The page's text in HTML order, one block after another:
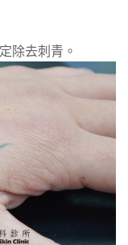
除去刺青。